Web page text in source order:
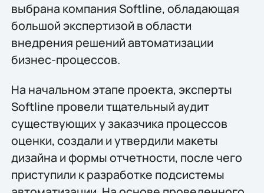
выбрана компания Softline, обладающая
большой экспертизой в области
внедрения решений автоматизации
бизнес-процессов.
На начальном этапе проекта, эксперты
Softline провели тщательный аудит
существующих у заказчика процессов
оценки, создали и утвердили макеты
дизайна и формы отчетности, после чего
приступили к разработке подсистемы